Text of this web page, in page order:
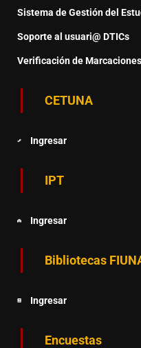
Sistema de Gestión del
Soporte al usuari@ DTICs
Verificación de Marcaciones
CETUNA
Ingresar
IPT
Ingresar
Bibliotecas
Ingresar
Encuestas